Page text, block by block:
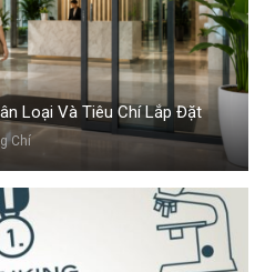
Loại Và Tiêu Chí Lắp Đặt
Chí